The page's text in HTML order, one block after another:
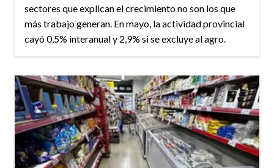
sectores que explican el crecimiento no son los que
más trabajo generan. En mayo, la actividad provincial
cayó 0,5% interanual y 2,9% si se excluye al agro.